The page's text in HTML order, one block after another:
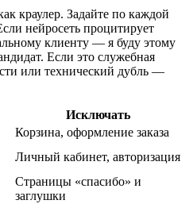
краулер. Задайте по каждой
нейросеть процитирует
клиенту — я буду этому
Если это служебная
или технический дубль —
Исключать
Корзина, оформление заказа
Личный кабинет, авторизация
Страницы «спасибо» и
заглушки